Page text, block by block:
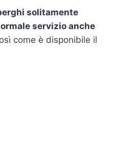
solitamente
servizio anche
come è disponibile il